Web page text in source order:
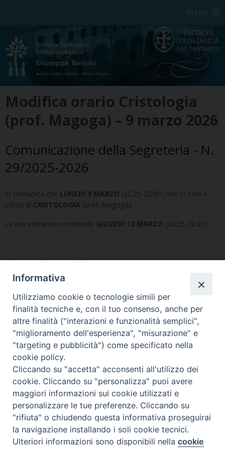
Menu
content
Modifica orario Cristologia
(prof. Magoga) – 9 marzo 2026
Comunicazione della Segreteria - N.
29/2025-2026
Si comunica che LUNEDÍ 9 MARZO (20.25-22.00) non ci sarà il
corso di CRISTOLOGIA (prof. Magoga).
Le ore verranno recuperate GIOVEDÍ 12 MARZO (20.25-22.00).
Treviso, 26 febbraio 2026
Seminario Vescovile di Treviso
p.tta Benedetto XI, 2
31100 Treviso
Tel. 0422 324835
segreteria@itigt.it
Orario di segreteria
lunedì 17.30-19.30
martedì 17.30-19.30
Informativa
Utilizziamo cookie o tecnologie simili per
finalità tecniche e, con il tuo consenso, anche per
altre finalità ("interazioni e funzionalità semplici",
"miglioramento dell'esperienza", "misurazione" e
"targeting e pubblicità") come specificato nella
cookie policy.
Cliccando su "accetta" acconsenti all'utilizzo dei
cookie. Cliccando su "personalizza" puoi avere
maggiori informazioni sui cookie utilizzati e
personalizzare le tue preferenze. Cliccando su
"rifiuta" o chiudendo questa informativa proseguirai
la navigazione installando i soli cookie tecnici.
Ulteriori informazioni sono disponibili nellacookie